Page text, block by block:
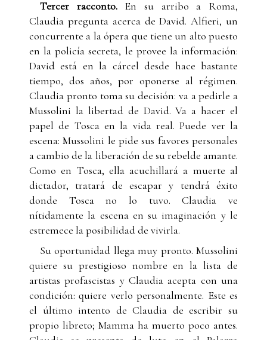
Tercer racconto. En su arribo a Roma,
Claudia pregunta acerca de David. Alfieri, un
concurrente a la ópera que tiene un alto puesto
en la policía secreta, le provee la información:
David está en la cárcel desde hace bastante
tiempo, dos años, por oponerse al régimen.
Claudia pronto toma su decisión: va a pedirle a
Mussolini la libertad de David. Va a hacer el
papel de Tosca en la vida real. Puede ver la
escena: Mussolini le pide sus favores personales
a cambio de la liberación de su rebelde amante.
Como en Tosca, ella acuchillará a muerte al
dictador, tratará de escapar y tendrá éxito
donde Tosca no lo tuvo. Claudia ve
nítidamente la escena en su imaginación y le
estremece la posibilidad de vivirla.
Su oportunidad llega muy pronto. Mussolini
quiere su prestigioso nombre en la lista de
artistas profascistas y Claudia acepta con una
condición: quiere verlo personalmente. Este es
el último intento de Claudia de escribir su
propio libreto; Mamma ha muerto poco antes.